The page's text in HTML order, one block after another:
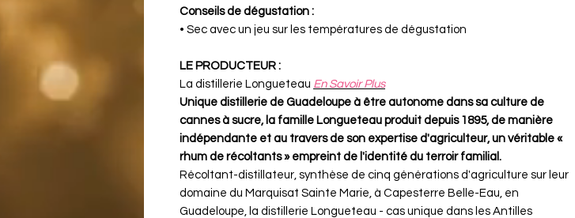
Conseils de dégustation :
• Sec avec un jeu sur les températures de dégustation
LE PRODUCTEUR :
La distillerie Longueteau En Savoir Plus
Unique distillerie de Guadeloupe à être autonome dans sa culture de
cannes à sucre, la famille Longueteau produit depuis 1895, de manière
indépendante et au travers de son expertise d'agriculteur, un véritable «
rhum de récoltants » empreint de l'identité du terroir familial.
Récoltant-distillateur, synthèse de cinq générations d'agriculture sur leur
domaine du Marquisat Sainte Marie, à Capesterre Belle-Eau, en
Guadeloupe, la distillerie Longueteau - cas unique dans les Antilles